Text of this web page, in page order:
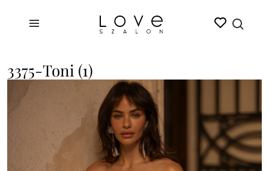
3375-Toni (1)